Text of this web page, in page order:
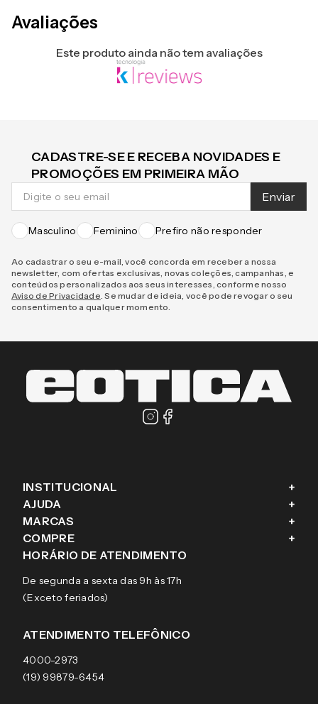
Avaliações
Este produto ainda não tem avaliações
CADASTRE-SE E RECEBA NOVIDADES E
PROMOÇÕES EM PRIMEIRA MÃO
Enviar
Masculino Feminino Prefiro não responder
Ao cadastrar o seu e-mail, você concorda em receber a nossa
newsletter, com ofertas exclusivas, novas coleções, campanhas, e
conteúdos personalizados aos seus interesses, conforme nosso
Aviso de Privacidade . Se mudar de ideia, você pode revogar o seu
consentimento a qualquer momento.
INSTITUCIONAL +
Fale conosco
Blog
Sobre a eÓtica
Aviso de privacidade
Termos e condições de uso
AJUDA +
Como comprar
Trocas e Devoluções
Pagamentos
Garantias
MARCAS +
Ray-Ban
Tecnol
Arnette
Burberry
COMPRE +
Óculos de sol
Lentes de contato
HORÁRIO DE ATENDIMENTO
De segunda a sexta das 9h às 17h
(Exceto feriados)
ATENDIMENTO TELEFÔNICO
4000-2973
(19) 99879-6454